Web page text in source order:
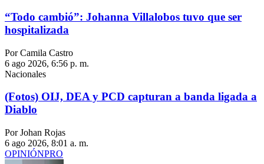
“Todo cambió”: Johanna Villalobos tuvo que ser
hospitalizada
Por Camila Castro
6 ago 2026, 6:56 p. m.
Nacionales
(Fotos) OIJ, DEA y PCD capturan a banda ligada a
Diablo
Por Johan Rojas
6 ago 2026, 8:01 a. m.
OPINIÓNPRO